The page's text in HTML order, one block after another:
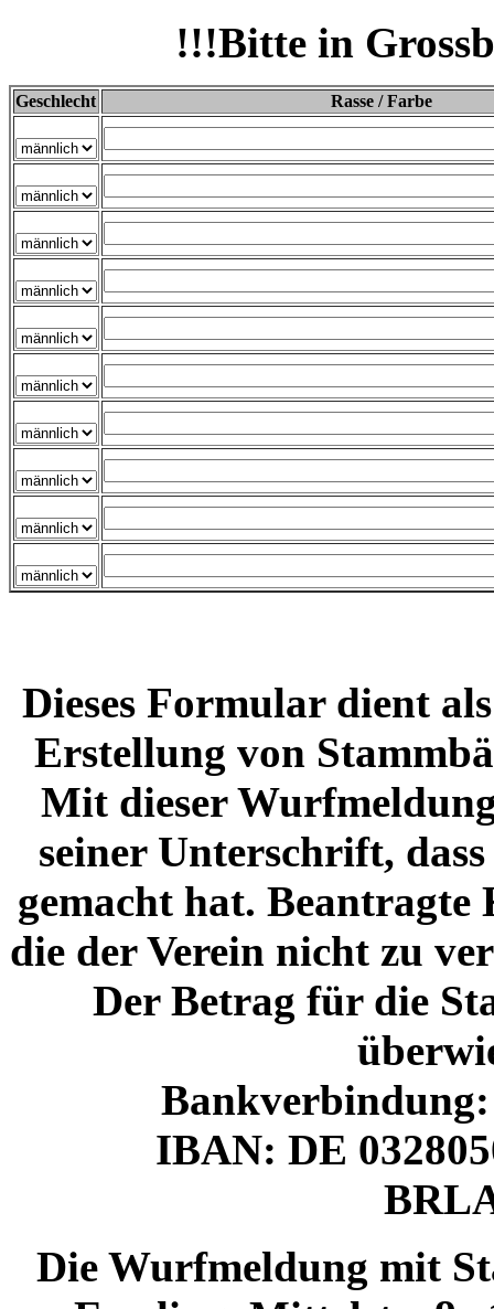
!!!Bitte in
Geschlecht Rasse / Farbe
Dieses Formular dient
Erstellung von
Mit dieser
seiner Unterschrift,
gemacht hat.
die der Verein nicht zu
Der Betrag für die
IBAN: DE
Die Wurfmeldung mit